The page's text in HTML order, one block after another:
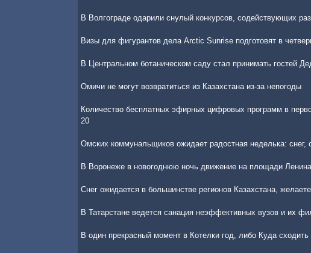
В Волгограде одарили снулый конкурсов, содействующих
Визы для фигурантов дела Arctic Sunrise подготовят в
В Центральном ботаническом саду стал принимать гостей
Омичи не могут возвратиться из Казахстана из-за непогоды
Количество бесплатных эфирных цифровых программ в
20
Омских коммунальщиков ожидает радостная неделька: снег,
В Воронеже в новогоднюю ночь движение на площади
Снег ожидается в большинстве регионов Казахстана,
В Татарстане ведется санация неэффективных вузов и их
В один прекрасный момент в Котелки год, либо Куда